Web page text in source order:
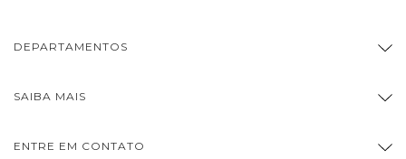
DEPARTAMENTOS
SAIBA MAIS
ENTRE EM CONTATO